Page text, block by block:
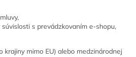
s prevádzkovaním e-shopu,
mimo EU) alebo medzinárodnej